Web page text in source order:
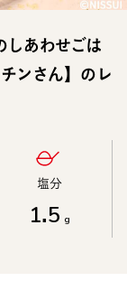
しあわせごは
ンさん】のレ
塩分​
1.5 g